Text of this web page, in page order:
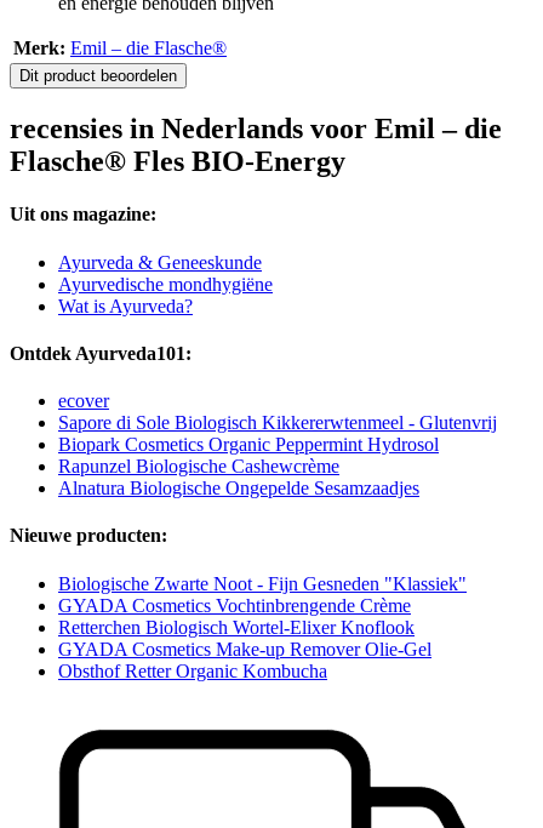
Merk: Emil – die Flasche®
Dit product beoordelen
recensies in Nederlands voor Emil – die
Flasche® Fles BIO-Energy
Uit ons magazine:
Ayurveda & Geneeskunde
Ayurvedische mondhygiëne
Wat is Ayurveda?
Ontdek Ayurveda101:
ecover
Sapore di Sole Biologisch Kikkererwtenmeel - Glutenvrij
Biopark Cosmetics Organic Peppermint Hydrosol
Rapunzel Biologische Cashewcrème
Alnatura Biologische Ongepelde Sesamzaadjes
Nieuwe producten:
Biologische Zwarte Noot - Fijn Gesneden "Klassiek"
GYADA Cosmetics Vochtinbrengende Crème
Retterchen Biologisch Wortel-Elixer Knoflook
GYADA Cosmetics Make-up Remover Olie-Gel
Obsthof Retter Organic Kombucha